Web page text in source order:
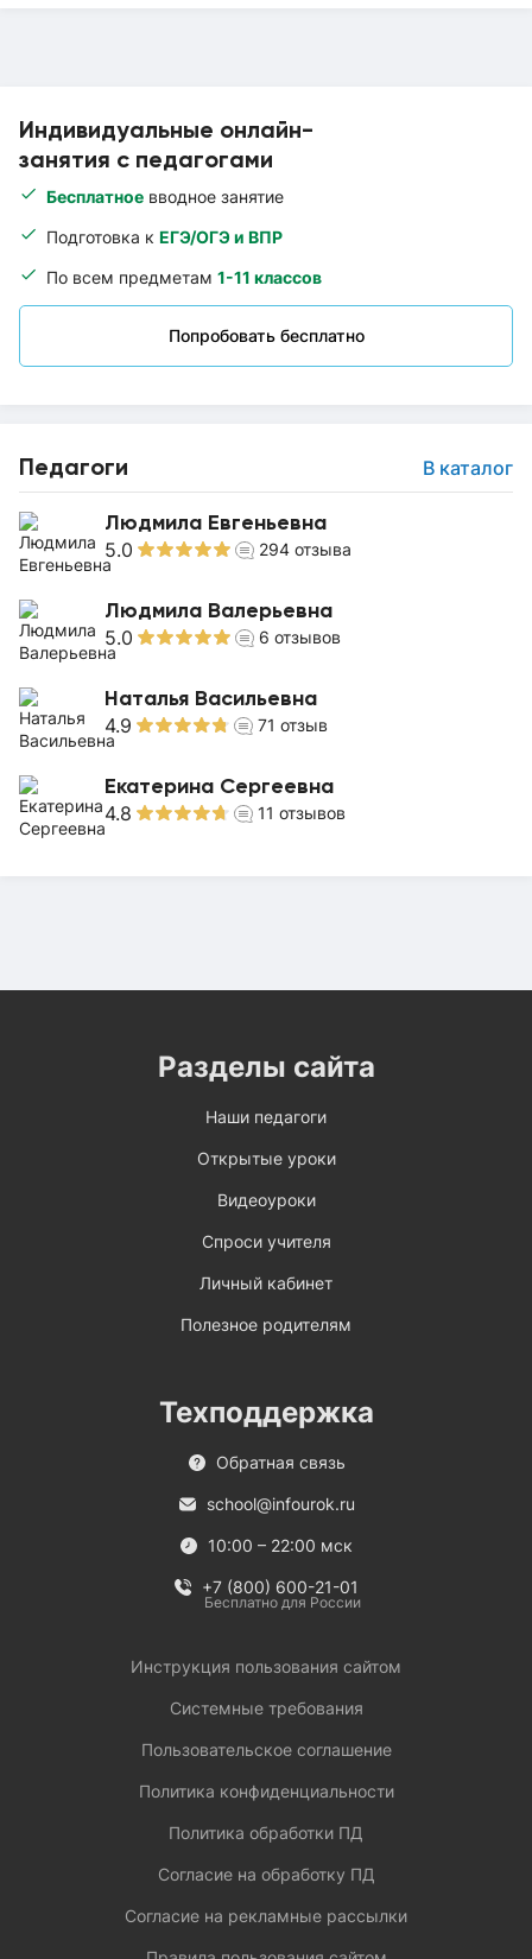
Индивидуальные онлайн-
занятия с педагогами
Бесплатное вводное занятие
Подготовка к ЕГЭ/ОГЭ и ВПР
По всем предметам 1-11 классов
Попробовать бесплатно
Педагоги В каталог
Людмила Евгеньевна
5.0 294 отзыва
Людмила Валерьевна
5.0 6 отзывов
Наталья Васильевна
4.9 71 отзыв
Екатерина Сергеевна
4.8 11 отзывов
Разделы сайта
Наши педагоги
Открытые уроки
Видеоуроки
Спроси учителя
Личный кабинет
Полезное родителям
Техподдержка
Обратная связь
school@infourok.ru
10:00 – 22:00 мск
+7 (800) 600-21-01
Бесплатно для России
Инструкция пользования сайтом
Системные требования
Пользовательское соглашение
Политика конфиденциальности
Политика обработки ПД
Согласие на обработку ПД
Согласие на рекламные рассылки